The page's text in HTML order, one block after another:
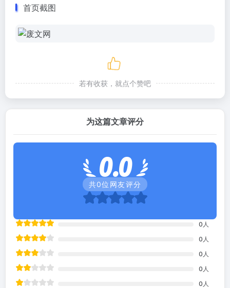
首页截图
若有收获，就点个赞吧
为这篇文章评分
0.0
共0位网友评分
0 人
0 人
0 人
0 人
0 人